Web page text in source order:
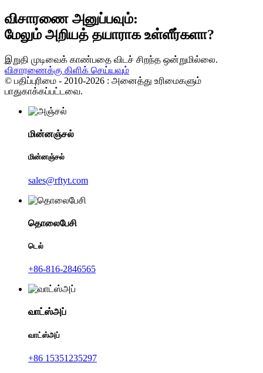
விசாரணை அனுப்பவும்:
மேலும் அறியத் தயாராக உள்ளீர்களா?
இறுதி முடிவைக் காண்பதை விடச் சிறந்த ஒன்றுமில்லை.
விசாரணைக்கு கிளிக் செய்யவும்
© பதிப்புரிமை - 2010-2026 : அனைத்து உரிமைகளும்
பாதுகாக்கப்பட்டவை.
மின்னஞ்சல்
மின்னஞ்சல்
sales@rftyt.com
தொலைபேசி
டெல்
+86-816-2846565
வாட்ஸ்அப்
வாட்ஸ்அப்
+86 15351235297